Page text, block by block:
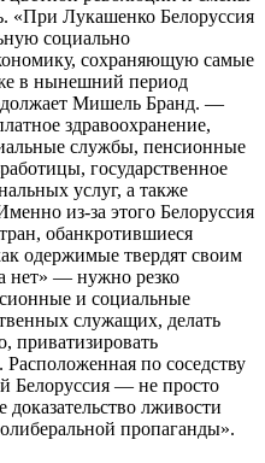
«При Лукашенко Белоруссия
социально
сохраняющую самые
в нынешний период
Мишель Бранд. —
здравоохранение,
службы, пенсионные
государственное
услуг, а также
из-за этого Белоруссия
обанкротившиеся
одержимые твердят своим
нет» — нужно резко
и социальные
служащих, делать
приватизировать
Расположенная по соседству
Белоруссия — не просто
лживости
пропаганды».